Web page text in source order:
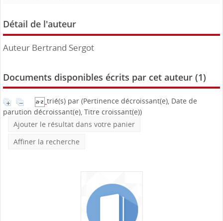
Détail de l'auteur
Auteur Bertrand Sergot
Documents disponibles écrits par cet auteur (1)
trié(s) par (Pertinence décroissant(e), Date de
parution décroissant(e), Titre croissant(e))
Ajouter le résultat dans votre panier
Affiner la recherche